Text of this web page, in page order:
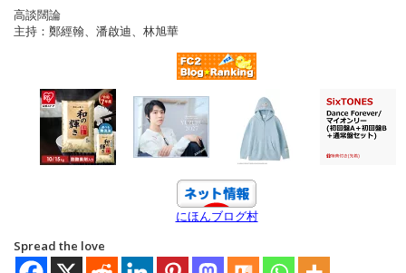
高談闊論
主持：鄭經翰、潘啟迪、林旭華
にほんブログ村
Spread the love